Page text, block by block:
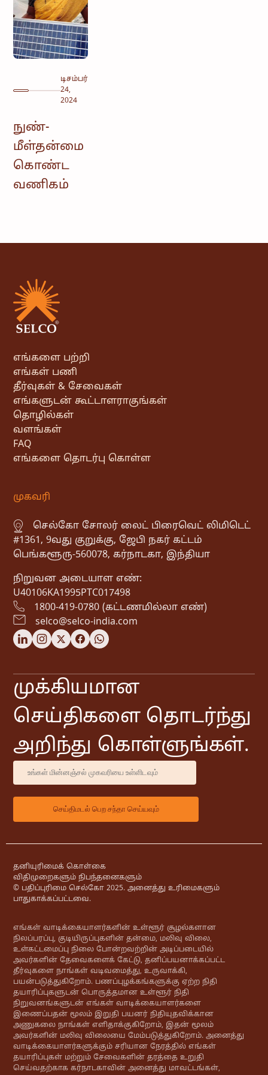
டிசம்பர்
24,
2024
நுண்-
மீள்தன்மை
கொண்ட
வணிகம்
எங்களை பற்றி
எங்கள் பணி
தீர்வுகள் & சேவைகள்
எங்களுடன் கூட்டாளராகுங்கள்
தொழில்கள்
வளங்கள்
FAQ
எங்களை தொடர்பு கொள்ள
முகவரி
செல்கோ சோலர் லைட் பிரைவெட் லிமிடெட்
#1361, 9வது குறுக்கு, ஜேபி நகர் கட்டம்
பெங்களூரு-560078, கர்நாடகா, இந்தியா
நிறுவன அடையாள எண்:
U40106KA1995PTC017498
1800-419-0780 (கட்டணமில்லா எண்)
selco@selco-india.com
முக்கியமான
செய்திகளை தொடர்ந்து
அறிந்து கொள்ளுங்கள்.
தனியுரிமைக் கொள்கை
விதிமுறைகளும் நிபந்தனைகளும்
© பதிப்புரிமை செல்கோ 2025. அனைத்து உரிமைகளும்
பாதுகாக்கப்பட்டவை.
எங்கள் வாடிக்கையாளர்களின் உள்ளூர் சூழல்களான
நிலப்பரப்பு, குடியிருப்புகளின் தன்மை, மலிவு விலை,
உள்கட்டமைப்பு நிலை போன்றவற்றின் அடிப்படையில்
அவர்களின் தேவைகளைக் கேட்டு, தனிப்பயனாக்கப்பட்ட
தீர்வுகளை நாங்கள் வடிவமைத்து, உருவாக்கி,
பயன்படுத்துகிறோம். பணப்புழக்கங்களுக்கு ஏற்ற நிதி
தயாரிப்புகளுடன் பொருத்தமான உள்ளூர் நிதி
நிறுவனங்களுடன் எங்கள் வாடிக்கையாளர்களை
இணைப்பதன் மூலம் இறுதி பயனர் நிதியுதவிக்கான
அணுகலை நாங்கள் எளிதாக்குகிறோம், இதன் மூலம்
அவர்களின் மலிவு விலையை மேம்படுத்துகிறோம். அனைத்து
வாடிக்கையாளர்களுக்கும் சரியான நேரத்தில் எங்கள்
தயாரிப்புகள் மற்றும் சேவைகளின் தரத்தை உறுதி
செய்வதற்காக கர்நாடகாவின் அனைத்து மாவட்டங்கள்,